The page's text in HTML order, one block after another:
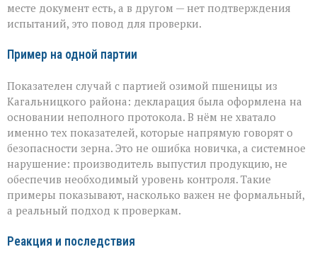
месте документ есть, а в другом — нет подтверждения
испытаний, это повод для проверки.
Пример на одной партии
Показателен случай с партией озимой пшеницы из
Кагальницкого района: декларация была оформлена на
основании неполного протокола. В нём не хватало
именно тех показателей, которые напрямую говорят о
безопасности зерна. Это не ошибка новичка, а системное
нарушение: производитель выпустил продукцию, не
обеспечив необходимый уровень контроля. Такие
примеры показывают, насколько важен не формальный,
а реальный подход к проверкам.
Реакция и последствия